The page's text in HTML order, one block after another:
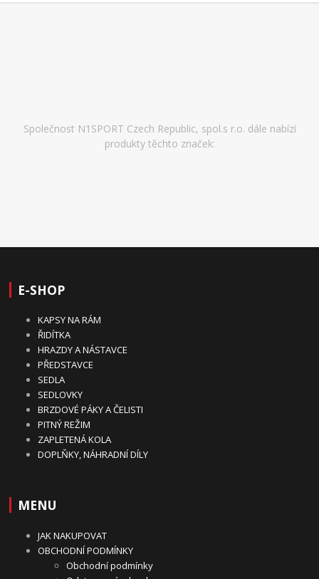
Společnost N1SPORT Czech Republic, spol.s r.o. dále nabízí
produkty těchto značek:
E-SHOP
KAPSY NA RÁM
ŘIDÍTKA
HRAZDY A NÁSTAVCE
PŘEDSTAVCE
SEDLA
SEDLOVKY
BRZDOVÉ PÁKY A ČELISTI
PITNÝ REŽIM
ZAPLETENÁ KOLA
DOPLŇKY, NÁHRADNÍ DÍLY
MENU
JAK NAKUPOVAT
OBCHODNÍ PODMÍNKY
Obchodní podmínky